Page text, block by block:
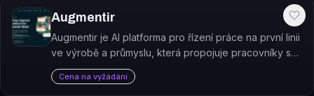
Augmentir
Augmentir je AI platforma pro řízení práce na první linii
ve výrobě a průmyslu, která propojuje pracovníky s
digitálními pracovními postupy a analytickými nástroji.
Cena na vyžádání